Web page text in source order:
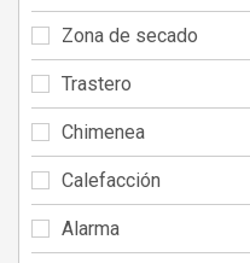
Zona de secado
Trastero
Chimenea
Calefacción
Alarma